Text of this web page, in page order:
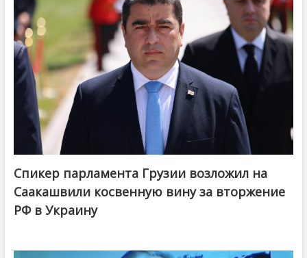
Спикер парламента Грузии возложил на
Саакашвили косвенную вину за вторжение
РФ в Украину